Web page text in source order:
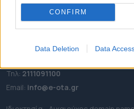
CONFIRM
Data Deletion Data
ΠΡΟΣΛΗΨΕΙΣ
Ταχ. Διεύθυνση:Λεωφόρος Ανδρέα
Τηλ: 2111091100
Εmail: info@e-ota.gr